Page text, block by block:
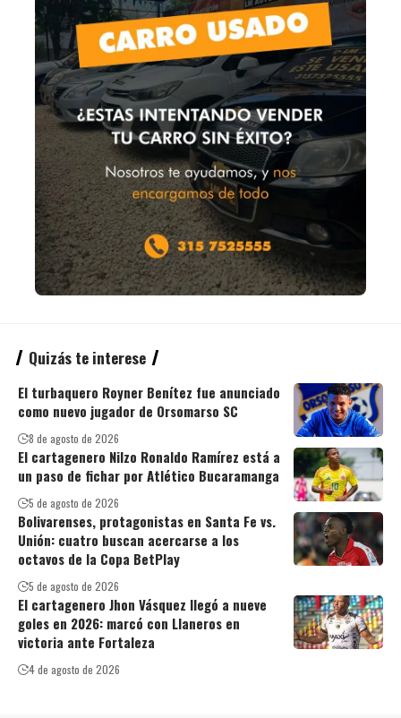
Quizás te interese
El turbaquero Royner Benítez fue anunciado
como nuevo jugador de Orsomarso SC
8 de agosto de 2026
El cartagenero Nilzo Ronaldo Ramírez está a
un paso de fichar por Atlético Bucaramanga
5 de agosto de 2026
Bolivarenses, protagonistas en Santa Fe vs.
Unión: cuatro buscan acercarse a los
octavos de la Copa BetPlay
5 de agosto de 2026
El cartagenero Jhon Vásquez llegó a nueve
goles en 2026: marcó con Llaneros en
victoria ante Fortaleza
4 de agosto de 2026